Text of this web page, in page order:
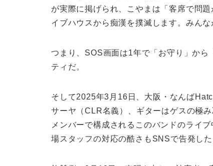
が実際に掲げられ、こやまは「客席で問
イブハウスから痴漢を撲滅します。みんな
つまり、SOS画面は1年で「お守り」から
ティだ。
そして2025年3月16日、大阪・なんば
サーヤ（CLR名義）、ギターはゲスの極
メンバーで構成されるこのバンドのライ
場スタッフの対応の酷さもSNSで告発した